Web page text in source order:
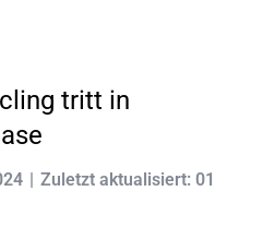
tritt in
Zuletzt aktualisiert: 01